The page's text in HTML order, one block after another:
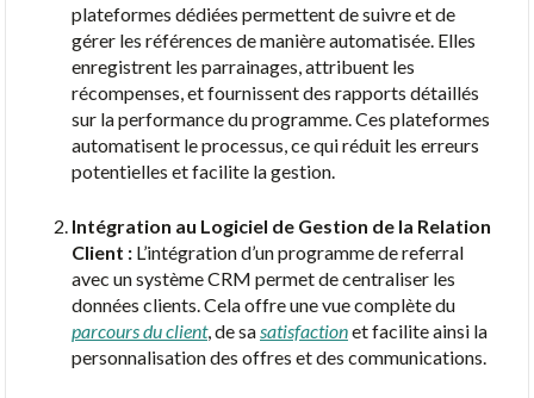
plateformes dédiées permettent de suivre et de
gérer les références de manière automatisée. Elles
enregistrent les parrainages, attribuent les
récompenses, et fournissent des rapports détaillés
sur la performance du programme. Ces plateformes
automatisent le processus, ce qui réduit les erreurs
potentielles et facilite la gestion.
Intégration au Logiciel de Gestion de la Relation
Client : L’intégration d’un programme de referral
avec un système CRM permet de centraliser les
données clients. Cela offre une vue complète du
parcours du client, de sa satisfactionet facilite ainsi la
personnalisation des offres et des communications.